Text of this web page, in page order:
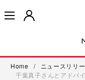
Home / ニュースリリ
千葉真子さんとアドバ